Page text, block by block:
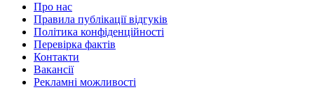
Про нас
Правила публікації відгуків
Політика конфіденційності
Перевірка фактів
Контакти
Вакансії
Рекламні можливості